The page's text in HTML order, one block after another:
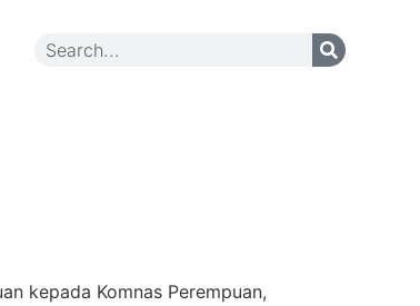
kepada Komnas Perempuan,